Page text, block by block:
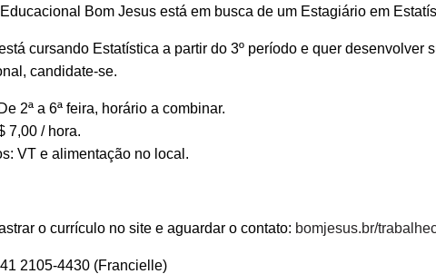
Bom Jesus está em busca de um Estagiário em
cursando Estatística a partir do 3º período e quer desenvolver
candidate-se.
2ª a 6ª feira, horário a combinar.
7,00 / hora.
VT e alimentação no local.
o currículo no site e aguardar o contato: bomjesus.br/
2105-4430 (Francielle)